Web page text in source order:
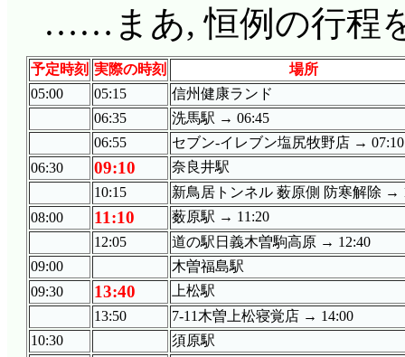
……まあ, 恒例の行程
予定時刻 実際の時刻
場所
05:00
05:15
信州健康ランド
06:35
洗馬駅 → 06:45
06:55
セブン-イレブン塩尻牧野店 → 07:10
06:30
09:10
奈良井駅
10:15
新鳥居トンネル 薮原側 防寒解除 →
08:00
11:10
薮原駅 → 11:20
12:05
道の駅日義木曽駒高原 → 12:40
09:00
木曽福島駅
09:30
13:40
上松駅
13:50
7-11木曽上松寝覚店 → 14:00
10:30
須原駅